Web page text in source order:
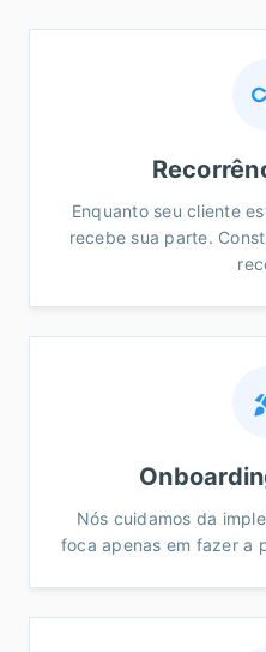
Enquanto seu cliente
recebe sua parte.
Nós cuidamos da
foca apenas em fazer a